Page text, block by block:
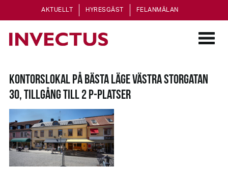
AKTUELLT HYRESGÄST FELANMÄLAN
KONTORSLOKAL PÅ BÄSTA LÄGE VÄSTRA STORGATAN
30, TILLGÅNG TILL 2 P-PLATSER